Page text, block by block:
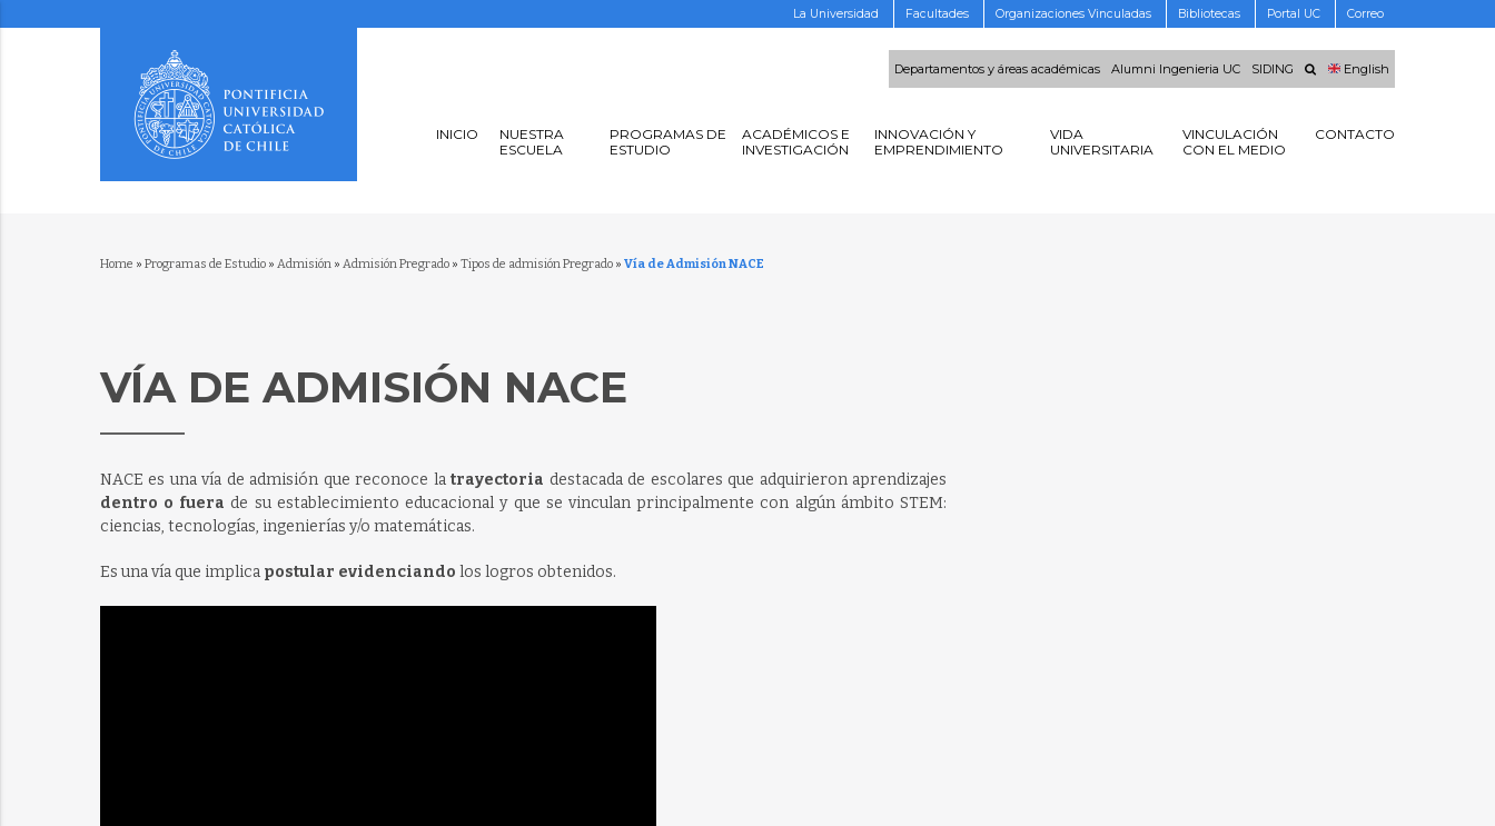
La Universidad Facultades Organizaciones Vinculadas Bibliotecas Portal UC Correo
Departamentos y áreas académicas Alumni Ingenieria UC SIDING English
INICIO
NUESTRA
ESCUELA
PROGRAMAS DE
ESTUDIO
ACADÉMICOS E
INVESTIGACIÓN
INNOVACIÓN Y
EMPRENDIMIENTO
VIDA
UNIVERSITARIA
VINCULACIÓN
CON EL MEDIO
CONTACTO
Home » Programas de Estudio» Admisión» Admisión Pregrado» Tipos de admisión Pregrado» Vía de Admisión NACE
VÍA DE ADMISIÓN NACE
NACE es una vía de admisión que reconoce latrayectoria destacada de escolares que adquirieron aprendizajes
dentro o fuerade su establecimiento educacional y que se vinculan principalmente con algún ámbito STEM:
ciencias, tecnologías, ingenierías y/o matemáticas.
Es una vía que implicapostular evidenciando los logros obtenidos.